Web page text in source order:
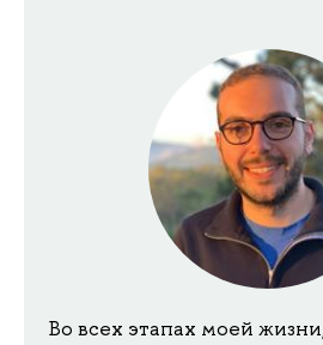
Во всех этапах моей